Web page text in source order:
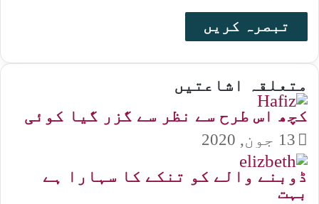
متعلقہ اشاعتیں
کچھ اس طرح سے نظر سے گزر گیا کوئی
13 جون, 2020
ڈوبنے والے کو تنکے کا سہارا ہے
بہت